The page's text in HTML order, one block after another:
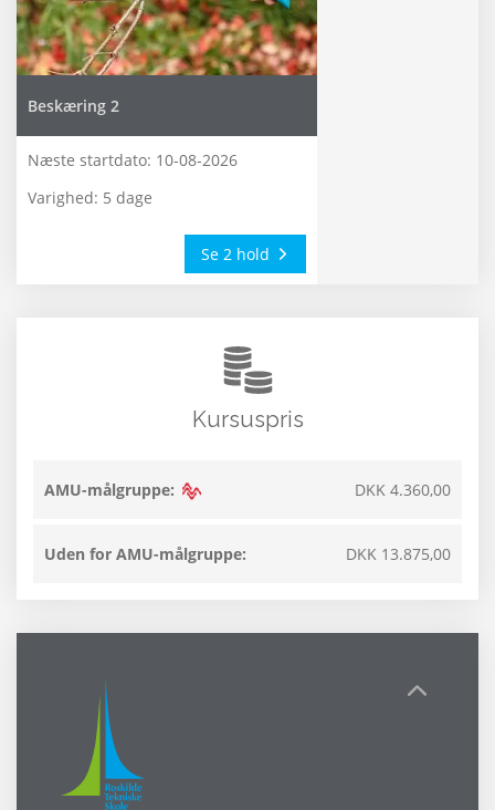
Beskæring 2
Næste startdato: 10-08-2026
Varighed: 5 dage
Se 2 hold
Kursuspris
AMU-målgruppe: DKK 4.360,00
Uden for AMU-målgruppe: DKK 13.875,00